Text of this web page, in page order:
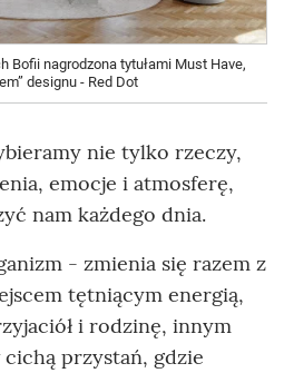
Bofii nagrodzona tytułami Must Have,
designu - Red Dot
nie tylko rzeczy,
emocje i atmosferę,
nam każdego dnia.
- zmienia się razem z
tętniącym energią,
i rodzinę, innym
przystań, gdzie